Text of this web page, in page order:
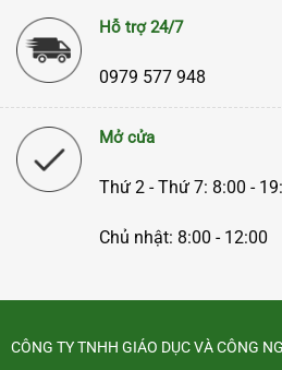
Hỗ trợ 24/7
0979 577 948
Mở cửa
Thứ 2 - Thứ 7: 8:00 -
Chủ nhật: 8:00 - 12:00
CÔNG TY TNHH GIÁO DỤC VÀ CÔNG